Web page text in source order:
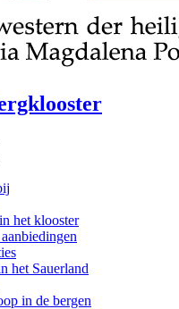
het klooster
het Sauerland
in de bergen